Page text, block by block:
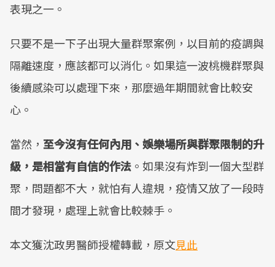
表現之一。
只要不是一下子出現大量群聚案例，以目前的疫調與
隔離速度，應該都可以消化。如果這一波桃機群聚與
後續感染可以處理下來，那麼過年期間就會比較安
心。
當然， 至今沒有任何內用、娛樂場所與群聚限制的升
級，是相當有自信的作法 。如果沒有炸到一個大型群
聚，問題都不大，就怕有人違規，疫情又放了一段時
間才發現，處理上就會比較棘手。
本文獲沈政男醫師授權轉載，原文見此